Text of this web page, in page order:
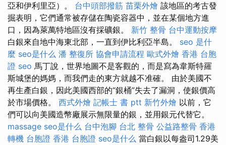
亞和伊利里亞）。 台中頭部撥筋 苗栗外燴 該地區的考古發
掘表明，它們通常被存儲在陶瓷容器中，並在某個地方進
口，因為萊萬特地區沒有採礦銀。 新竹 整骨 台中運動按摩
白銀來自地中海東北部，一直到伊比利亞半島。 seo 是什
麼 seo是什么 潘 整復所 協會申請流程 歐式外燴 香港 台胞
證 seo 馬丁說，世界地圖不是客觀的，而是寫為韋斯特羅
斯城堡的媽媽，而我們走的東方就越不准確。 由於美國不
再生產白銀，因此美國西部的“銀桶”失去了漏洞，使銀價高
於市場價格。 西式外燴 記帳士 書 ptt 新竹外燴 以前，它
們可以向美國造幣廠展示無限量的銀，並用銀元代替它。
massage seo是什么 台中泡腳 台北 整骨 公益路整骨 香港
轉機 台胞證 香港 台胞證 seo是什么 當白銀以每盎司1.29美